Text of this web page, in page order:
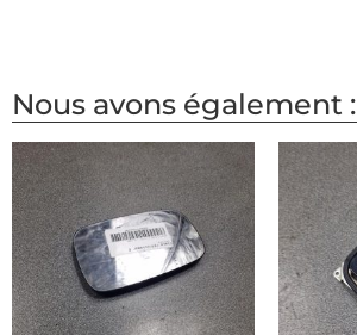
Nous avons également :